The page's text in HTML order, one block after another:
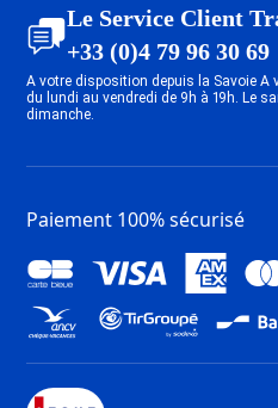
Le Service Client
+33 (0)4 79 96 30 69
A votre disposition depuis la Savoie A
du lundi au vendredi de 9h à 19h. Le
dimanche.
Paiement 100% sécurisé